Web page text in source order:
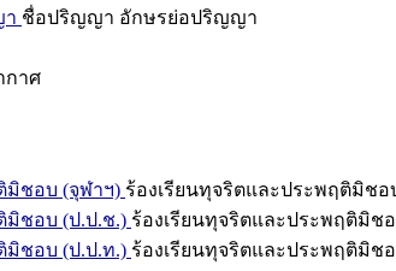
ชื่อปริญญา อักษรย่อปริญญา
กาศ
มิชอบ (จุฬาฯ) ร้องเรียนทุจริตและประพฤติมิชอ
มิชอบ (ป.ป.ช.) ร้องเรียนทุจริตและประพฤติมิช
มิชอบ (ป.ป.ท.) ร้องเรียนทุจริตและประพฤติมิช